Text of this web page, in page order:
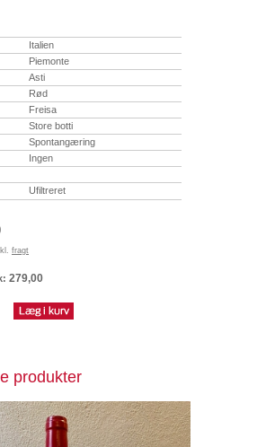
Italien
Piemonte
Asti
Rød
Freisa
Store botti
Spontangæring
Ingen
Ufiltreret
fragt
279,00
produkter